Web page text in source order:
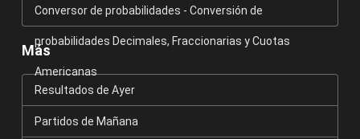
Conversor de probabilidades - Conversión de
probabilidades Decimales, Fraccionarias y Cuotas
Americanas
Más
Resultados de Ayer
Partidos de Mañana